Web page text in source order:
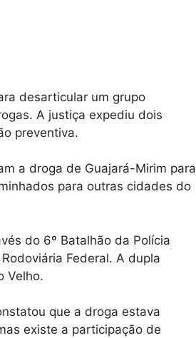
desarticular um grupo
A justiça expediu dois
preventiva.
a droga de Guajará-Mirim para
para outras cidades do
do 6º Batalhão da Polícia
Federal. A dupla
Velho.
que a droga estava
existe a participação de